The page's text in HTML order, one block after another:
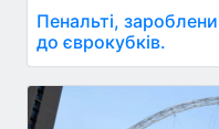
Пенальті,
до єврокубків.